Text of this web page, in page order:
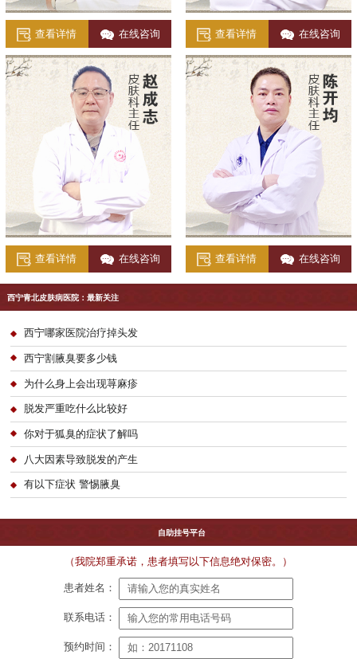
查看详情 在线咨询 查看详情 在线咨询
查看详情 在线咨询 查看详情 在线咨询
西宁青北皮肤病医院：最新关注
西宁哪家医院治疗掉头发
西宁割腋臭要多少钱
为什么身上会出现荨麻疹
脱发严重吃什么比较好
你对于狐臭的症状了解吗
八大因素导致脱发的产生
有以下症状 警惕腋臭
自助挂号平台
（我院郑重承诺，患者填写以下信息绝对保密。）
患者姓名：
联系电话：
预约时间：